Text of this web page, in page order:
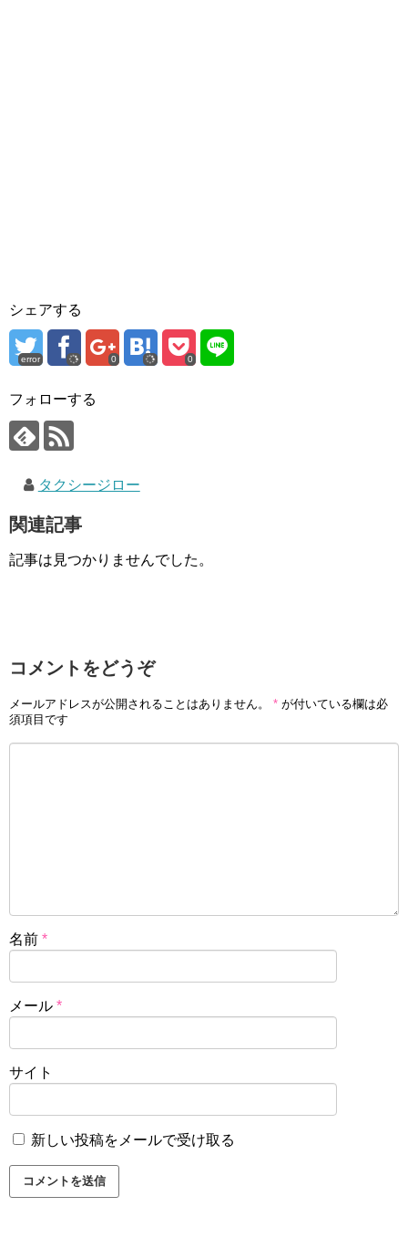
シェアする
error 0 0
フォローする
タクシージロー
関連記事
記事は見つかりませんでした。
コメントをどうぞ
メールアドレスが公開されることはありません。 * が付いている欄は必
須項目です
名前 *
メール *
サイト
新しい投稿をメールで受け取る